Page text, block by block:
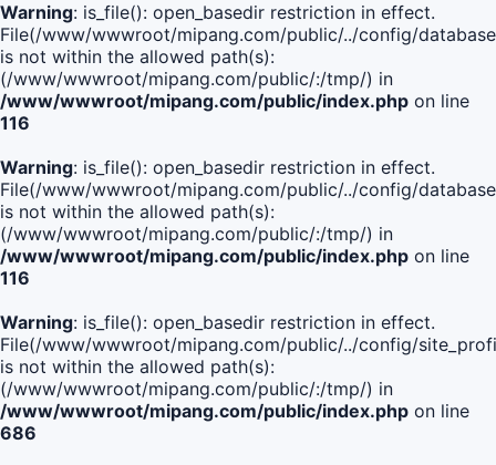
Warning: is_file(): open_basedir restriction in effect.
File(/www/wwwroot/mipang.com/public/../config/
is not within the allowed path(s):
(/www/wwwroot/mipang.com/public/:/tmp/) in
/www/wwwroot/mipang.com/public/index.php on line
116
Warning: is_file(): open_basedir restriction in effect.
File(/www/wwwroot/mipang.com/public/../config/
is not within the allowed path(s):
(/www/wwwroot/mipang.com/public/:/tmp/) in
/www/wwwroot/mipang.com/public/index.php on line
116
Warning: is_file(): open_basedir restriction in effect.
File(/www/wwwroot/mipang.com/public/../config/
is not within the allowed path(s):
(/www/wwwroot/mipang.com/public/:/tmp/) in
/www/wwwroot/mipang.com/public/index.php on line
686